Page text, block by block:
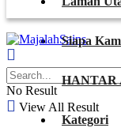
Siapa
HANTAR
Kategori
No Result
View All Result